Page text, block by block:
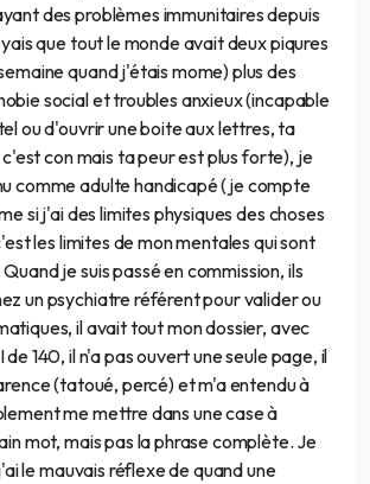
des problèmes immunitaires depuis
que tout le monde avait deux piqures
quand j'étais mome) plus des
social et troubles anxieux (incapable
ou d'ouvrir une boite aux lettres, ta
con mais ta peur est plus forte), je
comme adulte handicapé (je compte
si j'ai des limites physiques des choses
les limites de mon mentales qui sont
je suis passé en commission, ils
un psychiatre référent pour valider ou
il avait tout mon dossier, avec
140, il n'a pas ouvert une seule page, il
(tatoué, percé) et m'a entendu à
me mettre dans une case à
mot, mais pas la phrase complète. Je
le mauvais réflexe de quand une